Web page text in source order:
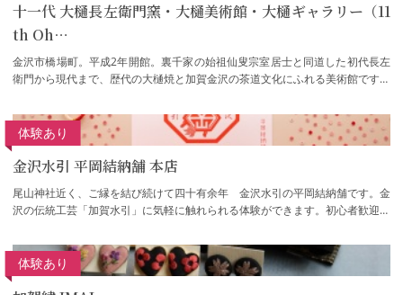
十一代 大樋長左衛門窯・大樋美術館・大樋ギャラリー（11
th Oh…
金沢市橋場町。平成2年開館。裏千家の始祖仙叟宗室居士と同道した初代長左
衛門から現代まで、歴代の大樋焼と加賀金沢の茶道文化にふれる美術館です。
金沢水引 平岡結納舗 本店
体験あり
尾山神社近く、ご縁を結び続けて四十有余年 金沢水引の平岡結納舗です。金
沢の伝統工芸「加賀水引」に気軽に触れられる体験ができます。初心者歓迎☆
体験あり